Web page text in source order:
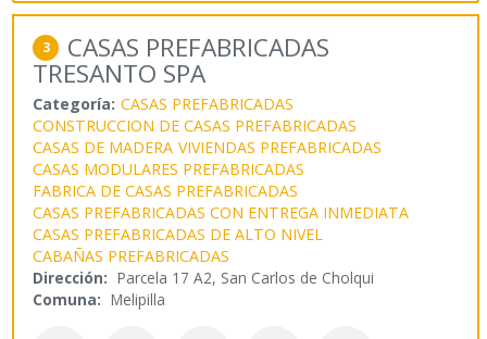
3 CASAS PREFABRICADAS
TRESANTO SPA
Categoría: CASAS PREFABRICADAS
CONSTRUCCION DE CASAS PREFABRICADAS
CASAS DE MADERA VIVIENDAS PREFABRICADAS
CASAS MODULARES PREFABRICADAS
FABRICA DE CASAS PREFABRICADAS
CASAS PREFABRICADAS CON ENTREGA INMEDIATA
CASAS PREFABRICADAS DE ALTO NIVEL
CABAÑAS PREFABRICADAS
Dirección: Parcela 17 A2, San Carlos de Cholqui
Comuna: Melipilla